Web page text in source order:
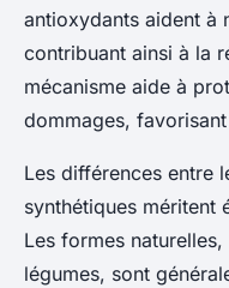
antioxydants aident à
contribuant ainsi à la
mécanisme aide à
dommages,
Les différences entre
synthétiques méritent
Les formes
légumes, sont